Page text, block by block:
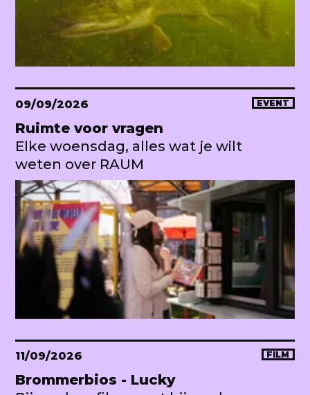
09/09/2026 EVENT
Ruimte voor vragen
Elke woensdag, alles wat je wilt
weten over RAUM
11/09/2026 FILM
Brommerbios - Lucky